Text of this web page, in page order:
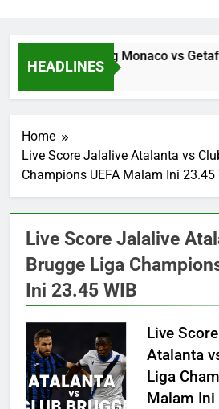
HEADLINES
Jalalive Streaming Monaco vs
12 Hours Ago
Home
Live Score Jalalive Atalanta vs
Champions UEFA Malam Ini 23.45
Live Score Jalalive
Brugge Liga
Ini 23.45 WIB
Live
Atalanta
Liga
Malam Ini